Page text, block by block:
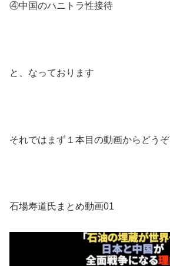
④中国のハニトラ性接待
と、なっております
それではまず１本目の動画からどうぞ
石場寿道氏まとめ動画01